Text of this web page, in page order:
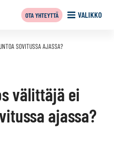
VALIKKO
OTA YHTEYTTÄ
SOVITUSSA AJASSA?
välittäjä ei
ajassa?